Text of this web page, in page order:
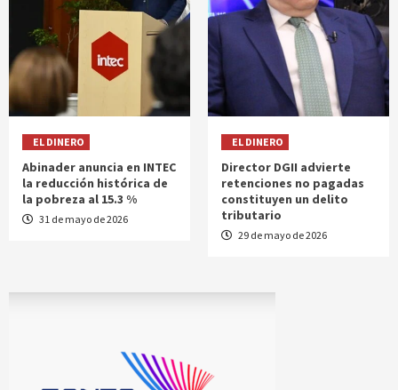
EL DINERO
Abinader anuncia en INTEC
la reducción histórica de
la pobreza al 15.3 %
31 de mayo de 2026
EL DINERO
Director DGII advierte
retenciones no pagadas
constituyen un delito
tributario
29 de mayo de 2026